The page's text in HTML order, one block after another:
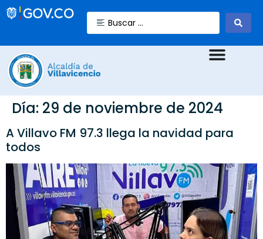
Día: 29 de noviembre de 2024
A Villavo FM 97.3 llega la navidad para
todos